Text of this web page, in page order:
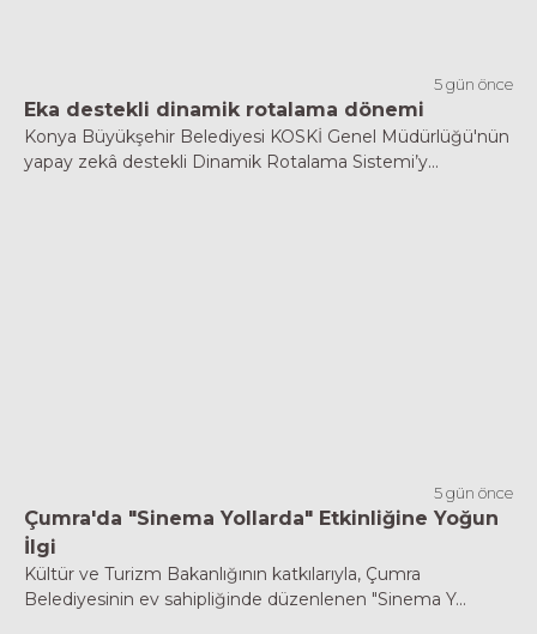
5 gün önce
Eka destekli dinamik rotalama dönemi
Konya Büyükşehir Belediyesi KOSKİ Genel Müdürlüğü'nün
yapay zekâ destekli Dinamik Rotalama Sistemi’y...
5 gün önce
Çumra'da "Sinema Yollarda" Etkinliğine Yoğun
İlgi
Kültür ve Turizm Bakanlığının katkılarıyla, Çumra
Belediyesinin ev sahipliğinde düzenlenen "Sinema Y...